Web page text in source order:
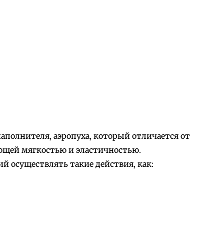
аэропуха, который отличается от
мягкостью и эластичностью.
такие действия, как: